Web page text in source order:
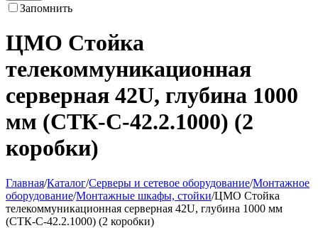
Запомнить
ЦМО Стойка
телекоммуникационная
серверная 42U, глубина 1000
мм (СТК-С-42.2.1000) (2
коробки)
Главная/Каталог/Серверы и сетевое оборудование/Монтажное
оборудование/Монтажные шкафы, стойки/ЦМО Стойка
телекоммуникационная серверная 42U, глубина 1000 мм
(СТК-С-42.2.1000) (2 коробки)